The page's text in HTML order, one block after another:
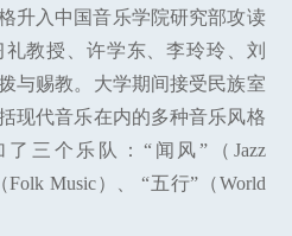
升入中国音乐学院研究部攻读
教授、许学东、李玲玲、刘
与赐教。大学期间接受民族室
现代音乐在内的多种音乐风格
三个乐队：“闻风”（Jazz
Music）、 “五行”（World